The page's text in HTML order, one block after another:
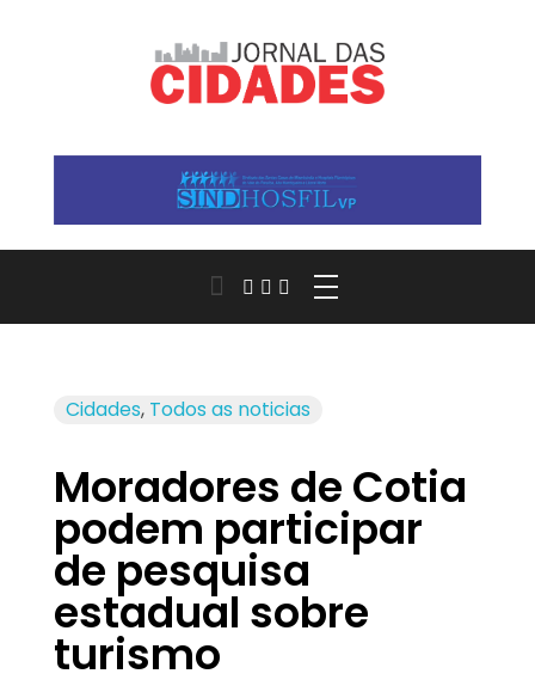
Cidades, Todos as noticias
Moradores de Cotia
podem participar
de pesquisa
estadual sobre
turismo